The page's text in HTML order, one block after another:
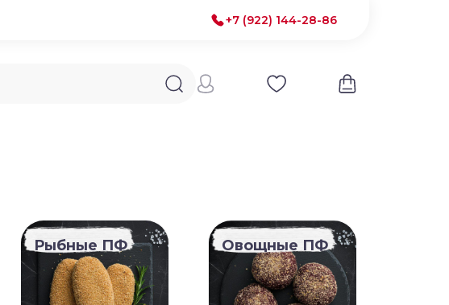
+7 (922) 144-28-86
Рыбные ПФ Овощные ПФ